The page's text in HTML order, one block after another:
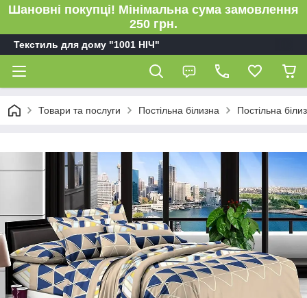
Шановні покупці! Мінімальна сума замовлення
250 грн.
Текстиль для дому "1001 НІЧ"
Товари та послуги Постільна білизна Постільна